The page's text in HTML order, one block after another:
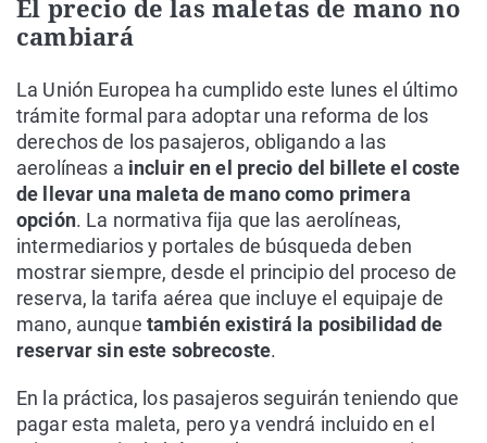
El precio de las maletas de mano no
cambiará
La Unión Europea ha cumplido este lunes el último
trámite formal para adoptar una reforma de los
derechos de los pasajeros, obligando a las
aerolíneas a incluir en el precio del billete el coste
de llevar una maleta de mano como primera
opción. La normativa fija que las aerolíneas,
intermediarios y portales de búsqueda deben
mostrar siempre, desde el principio del proceso de
reserva, la tarifa aérea que incluye el equipaje de
mano, aunque también existirá la posibilidad de
reservar sin este sobrecoste.
En la práctica, los pasajeros seguirán teniendo que
pagar esta maleta, pero ya vendrá incluido en el